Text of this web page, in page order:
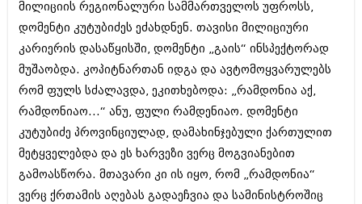
მილიციის რეგიონალური სამმართველოს უფროსს,
დომენტი კუტუბიძეს ეძახდნენ. თავისი მილიციური
კარიერის დასაწყისში, დომენტი „გაის“ ინსპექტორად
მუშაობდა. კოპიტნართან იდგა და ავტომოყვარულებს
რომ ფულს სძალავდა, ეკითხებოდა: „რამდონია აქ,
რამდონიაო...“ ანუ, ფული რამდენიაო. დომენტი
კუტუბიძე პროვინციულად, დამახინჯებული ქართულით
მეტყველებდა და ეს ხარვეზი ვერც მოგვიანებით
გამოასწორა. მთავარი კი ის იყო, რომ „რამდონია“
ვერც ქრთამის აღებას გადაეჩვია და სამინისტროშიც